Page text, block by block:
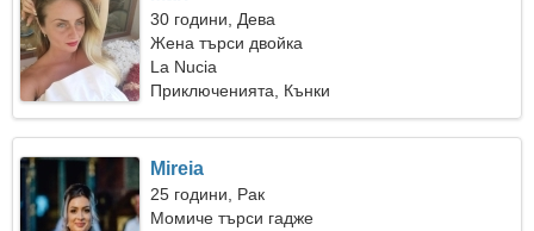
30 години, Дева
Жена търси двойка
La Nucia
Приключенията, Кънки
Mireia
25 години, Рак
Момиче търси гадже